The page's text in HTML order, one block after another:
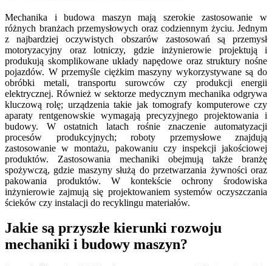
Mechanika i budowa maszyn mają szerokie zastosowanie w
różnych branżach przemysłowych oraz codziennym życiu. Jednym
z najbardziej oczywistych obszarów zastosowań są przemysł
motoryzacyjny oraz lotniczy, gdzie inżynierowie projektują i
produkują skomplikowane układy napędowe oraz struktury nośne
pojazdów. W przemyśle ciężkim maszyny wykorzystywane są do
obróbki metali, transportu surowców czy produkcji energii
elektrycznej. Również w sektorze medycznym mechanika odgrywa
kluczową rolę; urządzenia takie jak tomografy komputerowe czy
aparaty rentgenowskie wymagają precyzyjnego projektowania i
budowy. W ostatnich latach rośnie znaczenie automatyzacji
procesów produkcyjnych; roboty przemysłowe znajdują
zastosowanie w montażu, pakowaniu czy inspekcji jakościowej
produktów. Zastosowania mechaniki obejmują także branżę
spożywczą, gdzie maszyny służą do przetwarzania żywności oraz
pakowania produktów. W kontekście ochrony środowiska
inżynierowie zajmują się projektowaniem systemów oczyszczania
ścieków czy instalacji do recyklingu materiałów.
Jakie są przyszłe kierunki rozwoju
mechaniki i budowy maszyn?